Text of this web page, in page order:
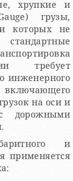
хрупкие и
грузы,
которых не
требует
инженерного
на оси и
дорожными
и
применяется